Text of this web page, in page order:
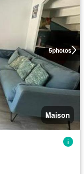
5photos
Maison